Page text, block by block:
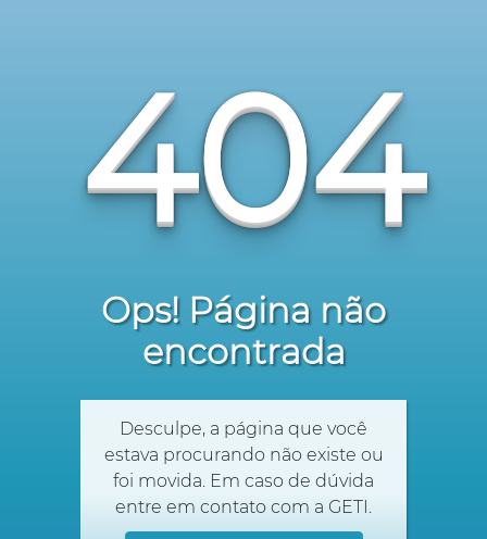
404
Ops! Página não
encontrada
Desculpe, a página que você
estava procurando não existe ou
foi movida. Em caso de dúvida
entre em contato com a GETI.